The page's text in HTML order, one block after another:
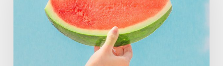
imprescindibles